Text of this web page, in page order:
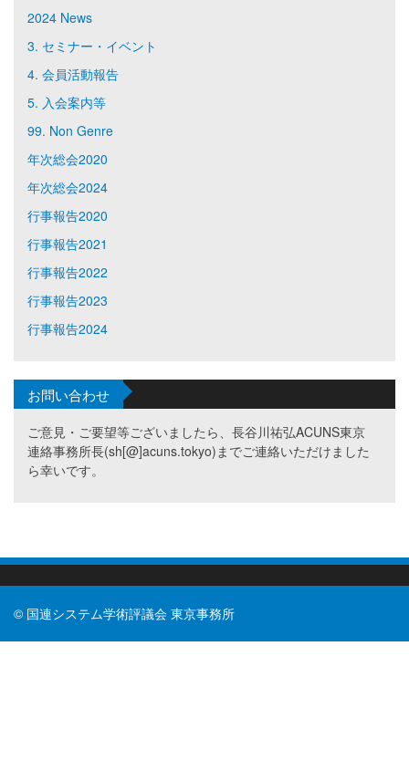
2024 News
3. セミナー・イベント
4. 会員活動報告
5. 入会案内等
99. Non Genre
年次総会2020
年次総会2024
行事報告2020
行事報告2021
行事報告2022
行事報告2023
行事報告2024
お問い合わせ
ご意見・ご要望等ございましたら、長谷川祐弘ACUNS東京
連絡事務所長(sh[@]acuns.tokyo)までご連絡いただけました
ら幸いです。
© 国連システム学術評議会 東京事務所